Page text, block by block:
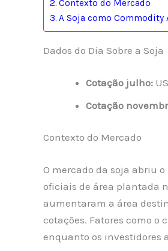
Contexto do Mercado
A Soja como Commodity
Dados do Dia Sobre a Soja
Cotação julho:
Cotação
Contexto do Mercado
O mercado da soja abriu
oficiais de área plantada
aumentaram a área
cotações. Fatores como o
enquanto os investidores